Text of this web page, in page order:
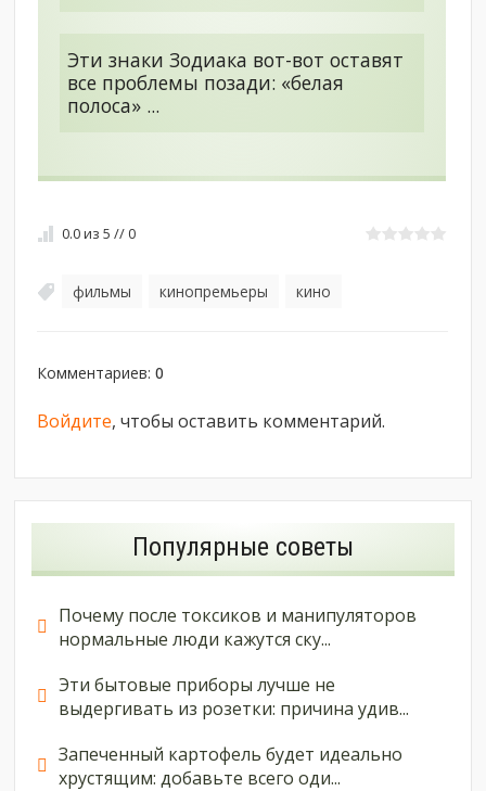
Эти знаки Зодиака вот-вот оставят
все проблемы позади: «белая
полоса» ...
0.0из5 // 0
фильмы кинопремьеры кино
Комментариев:0
Войдите, чтобы оставить комментарий.
Популярные советы
Почему после токсиков и манипуляторов
нормальные люди кажутся ску...
Эти бытовые приборы лучше не
выдергивать из розетки: причина удив...
Запеченный картофель будет идеально
хрустящим: добавьте всего оди...